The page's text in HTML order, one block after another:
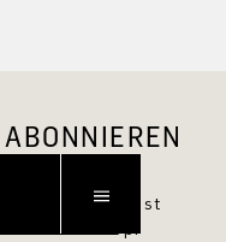
und verpasst
Online Shop.